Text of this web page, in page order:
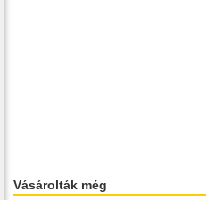
Vásárolták még